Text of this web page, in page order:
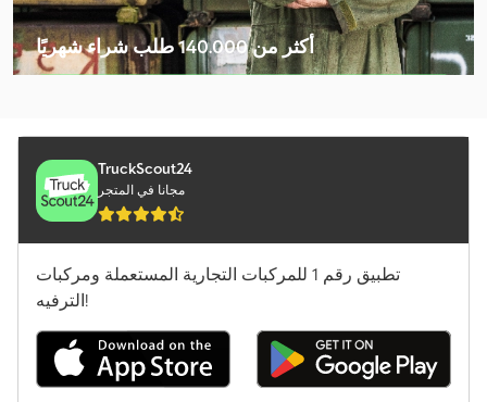
Mercedes-Benz Atego 800
Mercedes-Benz Sprinter
Mercedes-Benz Sprinter 500
Schäffer 2028 Slt
المعدات الخاصة بتشغيل المطارات
شاحنة قلابة مع رافعة
شاحنة نقل الحليب
أكثر من 140.000 طلب شراء شهريًا
TruckScout24
مجانا في المتجر
تطبيق رقم 1 للمركبات التجارية المستعملة ومركبات
الترفيه!